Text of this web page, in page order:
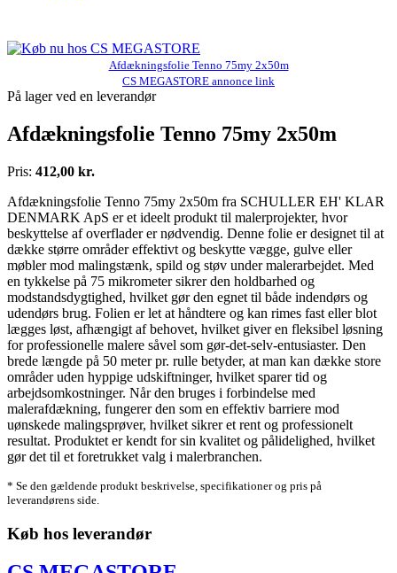
Afdækningsfolie Tenno 75my 2x50m
CS MEGASTORE annonce link
På lager ved en leverandør
Afdækningsfolie Tenno 75my 2x50m
Pris: 412,00 kr.
Afdækningsfolie Tenno 75my 2x50m fra SCHULLER EH' KLAR
DENMARK ApS er et ideelt produkt til malerprojekter, hvor
beskyttelse af overflader er nødvendig. Denne folie er designet til at
dække større områder effektivt og beskytte vægge, gulve eller
møbler mod malingstænk, spild og støv under malerarbejdet. Med
en tykkelse på 75 mikrometer sikrer den holdbarhed og
modstandsdygtighed, hvilket gør den egnet til både indendørs og
udendørs brug. Folien er let at håndtere og kan rimes fast eller blot
lægges løst, afhængigt af behovet, hvilket giver en fleksibel løsning
for professionelle malere såvel som gør-det-selv-entusiaster. Den
brede længde på 50 meter pr. rulle betyder, at man kan dække store
områder uden hyppige udskiftninger, hvilket sparer tid og
arbejdsomkostninger. Når den bruges i forbindelse med
malerafdækning, fungerer den som en effektiv barriere mod
uønskede malingsprøver, hvilket sikrer et rent og professionelt
resultat. Produktet er kendt for sin kvalitet og pålidelighed, hvilket
gør det til et foretrukket valg i malerbranchen.
* Se den gældende produkt beskrivelse, specifikationer og pris på
leverandørens side.
Køb hos leverandør